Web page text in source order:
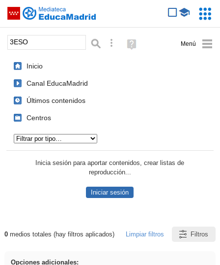
Saltar navegación
Palabra o frase: Búsqueda avanzada
Ayuda
(en
Inicio
Canal EducaMadrid
Últimos contenidos
Centros
Inicia sesión para aportar contenidos, crear listas de
reproducción...
Iniciar sesión
Resultados de: 3ESO
0medios totales (hay filtros aplicados) Limpiar filtros Filtros
Opciones adicionales: